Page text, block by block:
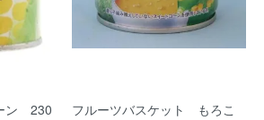
ン 230
フルーツバスケット もろこ